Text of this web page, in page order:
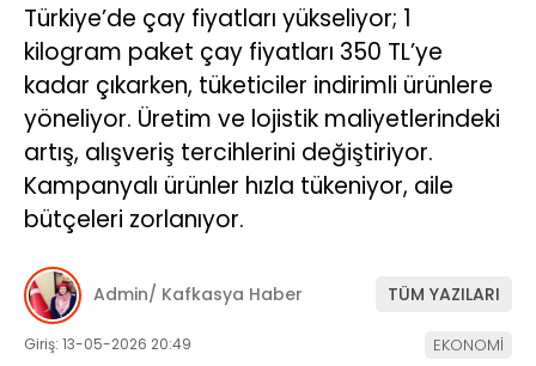
Türkiye’de çay fiyatları yükseliyor; 1
kilogram paket çay fiyatları 350 TL’ye
kadar çıkarken, tüketiciler indirimli ürünlere
yöneliyor. Üretim ve lojistik maliyetlerindeki
artış, alışveriş tercihlerini değiştiriyor.
Kampanyalı ürünler hızla tükeniyor, aile
bütçeleri zorlanıyor.
Admin/ Kafkasya Haber TÜM YAZILARI
Giriş: 13-05-2026 20:49 EKONOMİ